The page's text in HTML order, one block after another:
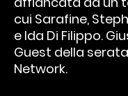
cui Sarafine,
e Ida Di Filippo.
Guest della
Network.